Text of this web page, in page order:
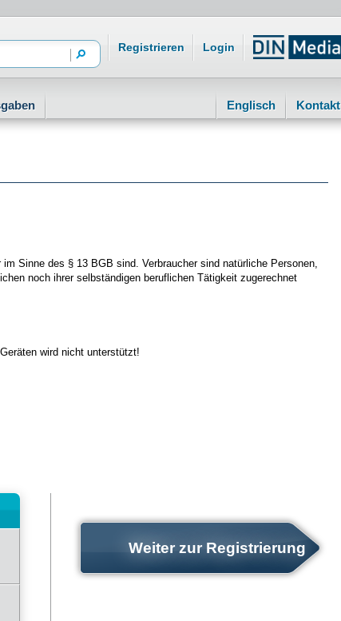
Registrieren Login
Englisch Kontakt
Sinne des § 13 BGB sind. Verbraucher sind natürliche Personen,
noch ihrer selbständigen beruflichen Tätigkeit zugerechnet
wird nicht unterstützt!
Weiter zur Registrierung